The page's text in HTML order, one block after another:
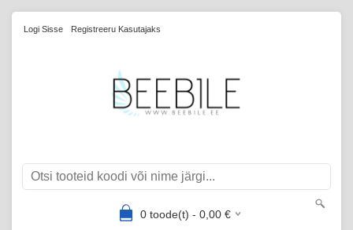
Logi Sisse Registreeru Kasutajaks
0toode(t) - 0,00€